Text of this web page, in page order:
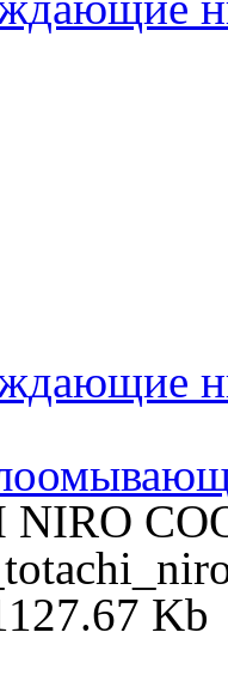
Kb